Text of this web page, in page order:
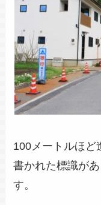
100メートルほど
書かれた標識が
す。